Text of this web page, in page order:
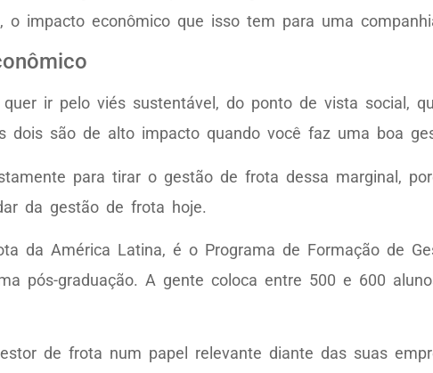
impacto econômico que isso tem para uma
ir pelo viés sustentável, do ponto de vista social,
dois são de alto impacto quando você faz uma boa
para tirar o gestão de frota dessa marginal,
da gestão de frota hoje.
da América Latina, é o Programa de Formação de
pós-graduação. A gente coloca entre 500 e 600
de frota num papel relevante diante das suas